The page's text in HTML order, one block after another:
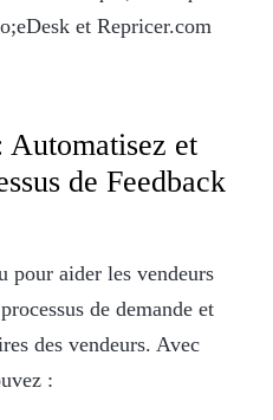
et Repricer.com
Automatisez et
de Feedback
pour aider les vendeurs
de demande et
des vendeurs. Avec
: